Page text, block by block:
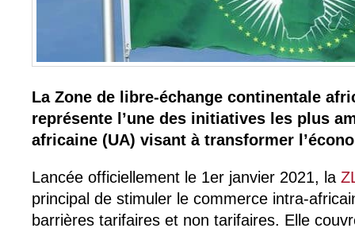
La Zone de libre-échange continentale
représente l’une des initiatives les plus
africaine (UA) visant à transformer
Lancée officiellement le 1er janvier 2021, la
principal de stimuler le commerce intra-
barrières tarifaires et non tarifaires. Elle